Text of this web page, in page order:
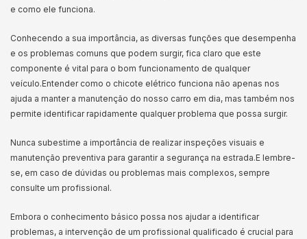
e como ele funciona.
Conhecendo a sua importância, as diversas funções que desempenha
e os problemas comuns que podem surgir, fica claro que este
componente é vital para o bom funcionamento de qualquer
veículo.Entender como o chicote elétrico funciona não apenas nos
ajuda a manter a manutenção do nosso carro em dia, mas também nos
permite identificar rapidamente qualquer problema que possa surgir.
Nunca subestime a importância de realizar inspeções visuais e
manutenção preventiva para garantir a segurança na estrada.E lembre-
se, em caso de dúvidas ou problemas mais complexos, sempre
consulte um profissional.
Embora o conhecimento básico possa nos ajudar a identificar
problemas, a intervenção de um profissional qualificado é crucial para